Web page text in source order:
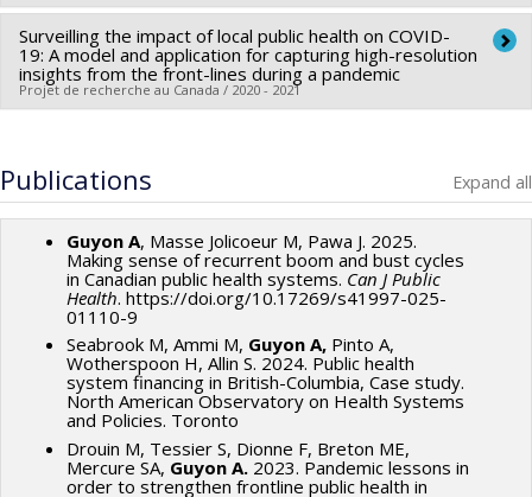
Canada
Grant programs:
Lead researcher : Mehdi Ammi
Co-researchers : Ak'ingabe Guyon
Funding sources:IRSC/Instituts de recherche en santé du
Surveilling the impact of local public health on COVID-
19: A model and application for capturing high-resolution
insights from the front-lines during a pandemic
Projet de recherche au Canada / 2020 - 2021
Co-researchers :
Funding sources:IRSC/Instituts de recherche en santé du
Grant programs:PVXXXXXX-(ROH) Subvention de
fonctionnement: subventions programmatiques pour santé
et l'équité en santé
Publications Expand all
Guyon A, Masse Jolicoeur M, Pawa J. 2025.
Making sense of recurrent boom and bust cycles
in Canadian public health systems. Can J Public
Health. https://doi.org/10.17269/s41997-025-
01110-9
Seabrook M, Ammi M, Guyon A, Pinto A,
Wotherspoon H, Allin S. 2024. Public health
system financing in British-Columbia, Case study.
North American Observatory on Health Systems
and Policies. Toronto
Drouin M, Tessier S, Dionne F, Breton ME,
Mercure SA, Guyon A. 2023. Pandemic lessons in
order to strengthen frontline public health in